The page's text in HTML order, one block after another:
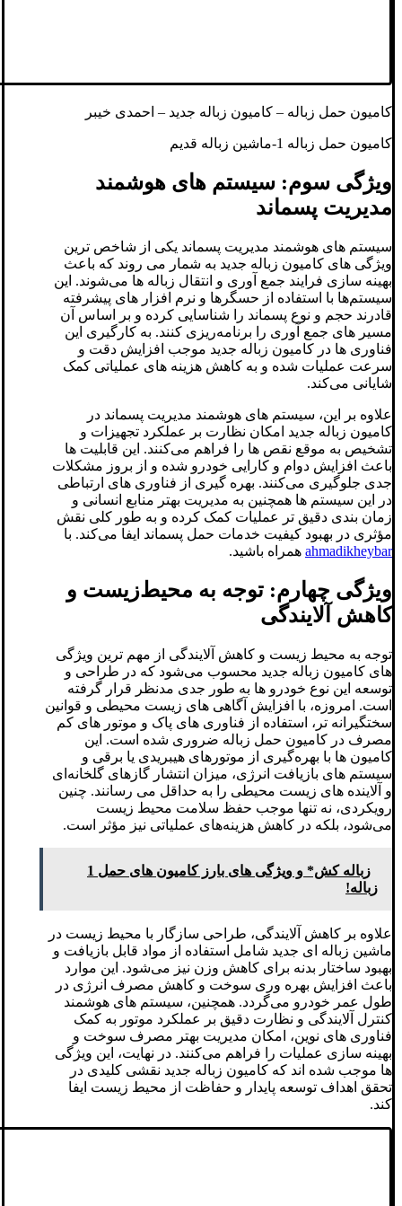
کامیون حمل زباله – کامیون زباله جدید – احمدی خیبر
کامیون حمل زباله 1-ماشین زباله قدیم
ویژگی سوم: سیستم‌ های هوشمند
مدیریت پسماند
سیستم‌ های هوشمند مدیریت پسماند یکی از شاخص ‌ترین
ویژگی ‌های کامیون زباله جدید به شمار می ‌روند که باعث
بهینه ‌سازی فرایند جمع ‌آوری و انتقال زباله ‌ها می‌شوند. این
سیستم‌ها با استفاده از حسگرها و نرم ‌افزار های پیشرفته
قادرند حجم و نوع پسماند را شناسایی کرده و بر اساس آن
مسیر های جمع‌ آوری را برنامه‌ریزی کنند. به کارگیری این
فناوری ‌ها در کامیون زباله جدید موجب افزایش دقت و
سرعت عملیات شده و به کاهش هزینه ‌های عملیاتی کمک
شایانی می‌کند.
علاوه بر این، سیستم‌ های هوشمند مدیریت پسماند در
کامیون زباله جدید امکان نظارت بر عملکرد تجهیزات و
تشخیص به موقع نقص ‌ها را فراهم می‌کنند. این قابلیت‌ ها
باعث افزایش دوام و کارایی خودرو شده و از بروز مشکلات
جدی جلوگیری می‌کنند. بهره‌ گیری از فناوری ‌های ارتباطی
در این سیستم ‌ها همچنین به مدیریت بهتر منابع انسانی و
زمان ‌بندی دقیق‌ تر عملیات کمک کرده و به طور کلی نقش
مؤثری در بهبود کیفیت خدمات حمل پسماند ایفا می‌کند. با
ahmadikheybar همراه باشید.
ویژگی چهارم: توجه به محیط‌زیست و
کاهش آلایندگی
توجه به محیط ‌زیست و کاهش آلایندگی از مهم‌ ترین ویژگی‌
های کامیون زباله جدید محسوب می‌شود که در طراحی و
توسعه این نوع خودرو ها به طور جدی مدنظر قرار گرفته
است. امروزه، با افزایش آگاهی ‌های زیست ‌محیطی و قوانین
سختگیرانه‌ تر، استفاده از فناوری ‌های پاک و موتور های کم
‌مصرف در کامیون حمل زباله ضروری شده است. این
کامیون ‌ها با بهره‌گیری از موتورهای هیبریدی یا برقی و
سیستم‌ های بازیافت انرژی، میزان انتشار گازهای گلخانه‌ای
و آلاینده‌ های زیست ‌محیطی را به حداقل می‌ رسانند. چنین
رویکردی، نه تنها موجب حفظ سلامت محیط زیست
می‌شود، بلکه در کاهش هزینه‌های عملیاتی نیز مؤثر است.
زباله کش* و ویژگی های بارز کامیون های حمل 1
زباله!
علاوه بر کاهش آلایندگی، طراحی سازگار با محیط ‌زیست در
ماشین زباله ‌ای جدید شامل استفاده از مواد قابل بازیافت و
بهبود ساختار بدنه برای کاهش وزن نیز می‌شود. این موارد
باعث افزایش بهره ‌وری سوخت و کاهش مصرف انرژی در
طول عمر خودرو می‌گردد. همچنین، سیستم ‌های هوشمند
کنترل آلایندگی و نظارت دقیق بر عملکرد موتور به کمک
فناوری ‌های نوین، امکان مدیریت بهتر مصرف سوخت و
بهینه ‌سازی عملیات را فراهم می‌کنند. در نهایت، این ویژگی
‌ها موجب شده ‌اند که کامیون زباله جدید نقشی کلیدی در
تحقق اهداف توسعه پایدار و حفاظت از محیط زیست ایفا
کند.